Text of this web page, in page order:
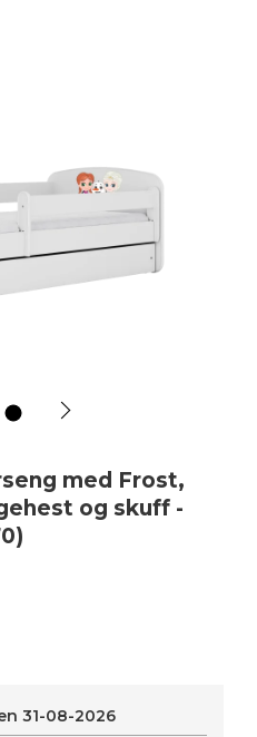
med Frost,
og skuff -
31-08-2026